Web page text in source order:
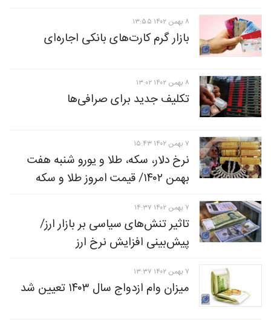
۸ بهمن ۱۴۰۲ ۱۳:۵۵
بازار گرم کارت‌های بانکی اجاره‌ای
۸ بهمن ۱۴۰۲ ۱۳:۰۲
تکلیف جدید برای صرافی‌ها
۷ بهمن ۱۴۰۲ ۱۵:۴۳
نرخ دلار، سکه، طلا و یورو شنبه هفت
بهمن ۱۴۰۲/ قیمت امروز طلا و سکه
۷ بهمن ۱۴۰۲ ۱۴:۳۷
تاثیر تنش‌های سیاسی بر بازار ارز/
پیش‌بینی افزایش نرخ ارز
۷ بهمن ۱۴۰۲ ۱۳:۳۷
میزان وام ازدواج سال ۱۴۰۳ تعیین شد